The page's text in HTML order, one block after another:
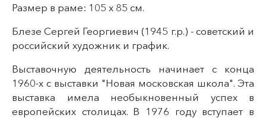
Размер в раме: 105 х 85 см.
Блезе Сергей Георгиевич (1945 г.р.) - советский и
российский художник и график.
Выставочную деятельность начинает с конца
1960-х с выставки "Новая московская школа". Эта
выставка имела необыкновенный успех в
европейских столицах. В 1976 году вступает в